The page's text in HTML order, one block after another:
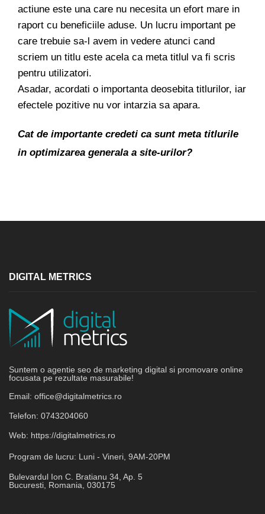
actiune este una care nu necesita un efort mare in
raport cu beneficiile aduse. Un lucru important pe
care trebuie sa-l avem in vedere atunci cand
scriem un titlu este acela ca meta titlul va fi scris
pentru utilizatori.
Asadar, acordati o importanta deosebita titlurilor, iar
efectele pozitive nu vor intarzia sa apara.
Cat de importante credeti ca sunt meta titlurile
in optimizarea generala a site-urilor?
DIGITAL METRICS
Suntem o agentie seo de marketing digital si promovare online
focusata pe rezultate masurabile!
Email: office@digitalmetrics.ro
Telefon: 0743204060
Web: https://digitalmetrics.ro
Program de lucru: Luni - Vineri, 9AM-20PM
Bulevardul Ion C. Bratianu 34, Ap. 5
Bucuresti Romania 030175